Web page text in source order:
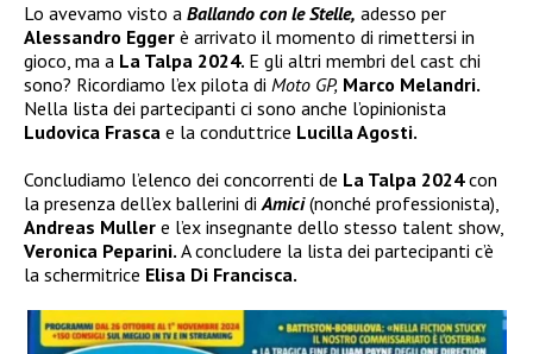
Lo avevamo visto a Ballando con le Stelle, adesso per
Alessandro Egger è arrivato il momento di rimettersi in
gioco, ma a La Talpa 2024. E gli altri membri del cast chi
sono? Ricordiamo l’ex pilota di Moto GP, Marco Melandri.
Nella lista dei partecipanti ci sono anche l’opinionista
Ludovica Frasca e la conduttrice Lucilla Agosti.
Concludiamo l’elenco dei concorrenti de La Talpa 2024con
la presenza dell’ex ballerini diAmici(nonché professionista),
Andreas Muller e l’ex insegnante dello stesso talent show,
Veronica Peparini. A concludere la lista dei partecipanti c’è
la schermitrice Elisa Di Francisca.